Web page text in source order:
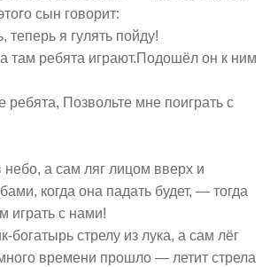
сын говорит:
я гулять пойду!
там ребята играют.Подошёл он к ним
Позвольте мне поиграть с
а сам ляг лицом вверх и
когда она падать будет, — тогда
играть с нами!
богатырь стрелу из лука, а сам лёг
времени прошло — летит стрела